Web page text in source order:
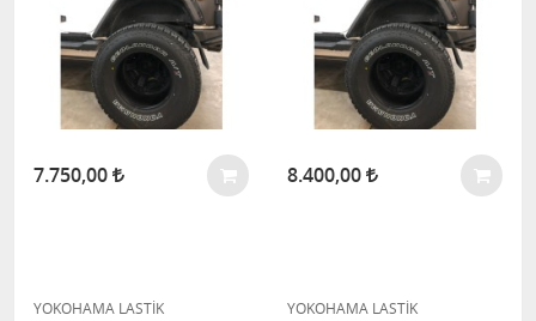
7.750,00 8.400,00
YOKOHAMA LASTİK YOKOHAMA LASTİK